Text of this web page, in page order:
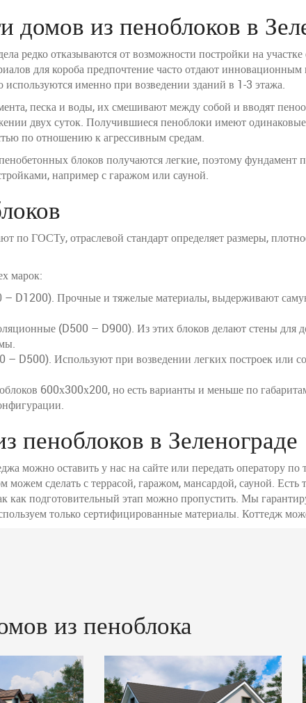
домов из пеноблоков в
редко отказываются от возможности постройки на
для короба предпочтение часто отдают
используются именно при возведении зданий в 1-3 этажа.
песка и воды, их смешивают между собой и вводят
двух суток. Получившиеся пеноблоки имеют
по отношению к агрессивным средам.
блоков получаются легкие, поэтому
например с гаражом или сауной.
по ГОСТу, отраслевой стандарт определяет размеры,
марок:
D1200). Прочные и тяжелые материалы, выдерживают
(D500 – D900). Из этих блоков делают стены
– D500). Используют при возведении легких построек или
600х300х200, но есть варианты и меньше по
пеноблоков в Зеленограде
можно оставить у нас на сайте или передать оператору
можем сделать с террасой, гаражом, мансардой, сауной.
как подготовительный этап можно пропустить. Мы
только сертифицированные материалы. Коттедж
из пеноблока